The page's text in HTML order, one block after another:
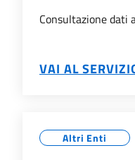
Consultazione dati
VAI AL
Altri Enti